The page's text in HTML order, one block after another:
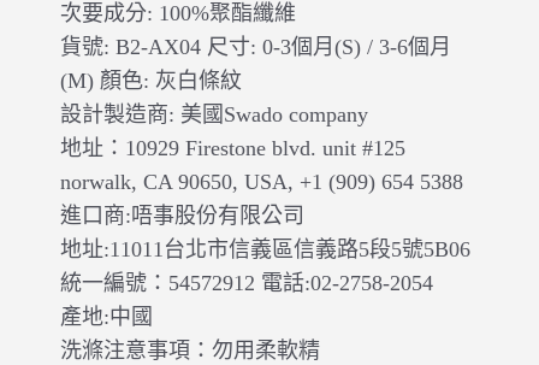
次要成分: 100%聚酯纖維
貨號: B2-AX04 尺寸: 0-3個月(S) / 3-6個月
(M) 顏色: 灰白條紋
設計製造商: 美國Swado company
地址：10929 Firestone blvd. unit #125
norwalk, CA 90650, USA, +1 (909) 654 5388
進口商:唔事股份有限公司
地址:11011台北市信義區信義路5段5號5B06
統一編號：54572912 電話:02-2758-2054
產地:中國
洗滌注意事項：勿用柔軟精